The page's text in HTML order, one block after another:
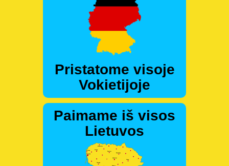
Pristatome visoje
Vokietijoje
Paimame iš visos
Lietuvos